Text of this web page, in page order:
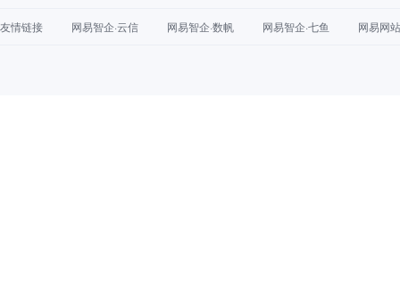
友情链接 网易智企·云信 网易智企·数帆 网易智企·七鱼 网易网